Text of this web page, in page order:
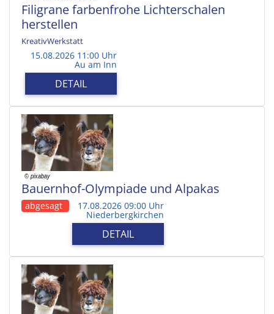
Filigrane farbenfrohe Lichterschalen
herstellen
KreativWerkstatt
15.08.2026 11:00 Uhr
Au am Inn
DETAIL
Bauernhof-Olympiade und Alpakas
abgesagt 17.08.2026 09:00 Uhr
Niederbergkirchen
DETAIL